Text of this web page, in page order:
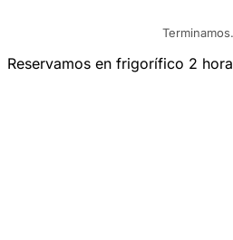
Reservamos en frigorífico 2